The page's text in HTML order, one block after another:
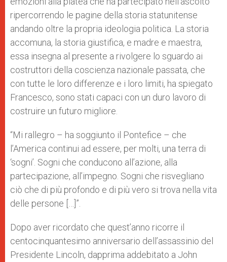
ripercorrendo le pagine della storia statunitense
andando oltre la propria ideologia politica. La storia
accomuna, la storia giustifica, e madre e maestra,
essa insegna al presente a rivolgere lo sguardo ai
costruttori della coscienza nazionale passata, che
con tutte le loro differenze e i loro limiti, ha spiegato
Francesco, sono stati capaci con un duro lavoro di
costruire un futuro migliore.
“Mi rallegro – ha soggiunto il Pontefice – che
l’America continui ad essere, per molti, una terra di
‘sogni’. Sogni che conducono all’azione, alla
partecipazione, all’impegno. Sogni che risvegliano
ciò che di più profondo e di più vero si trova nella vita
delle persone […]”.
Dopo aver ricordato che quest’anno ricorre il
centocinquantesimo anniversario dell’assassinio del
Presidente Lincoln, dapprima addebitato a John